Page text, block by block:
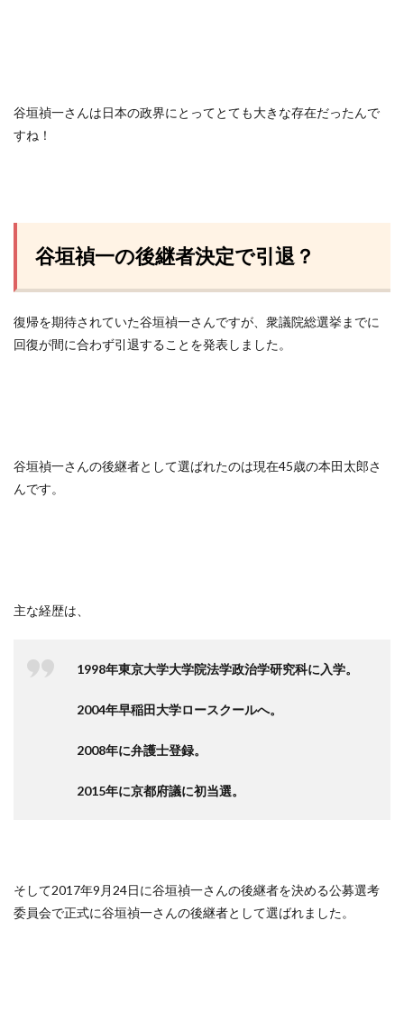
谷垣禎一さんは日本の政界にとってとても大きな存在だったんで
すね！
谷垣禎一の後継者決定で引退？
復帰を期待されていた谷垣禎一さんですが、衆議院総選挙までに
回復が間に合わず引退することを発表しました。
谷垣禎一さんの後継者として選ばれたのは現在45歳の本田太郎さ
んです。
主な経歴は、
1998年東京大学大学院法学政治学研究科に入学。
2004年早稲田大学ロースクールへ。
2008年に弁護士登録。
2015年に京都府議に初当選。
そして2017年9月24日に谷垣禎一さんの後継者を決める公募選考
委員会で正式に谷垣禎一さんの後継者として選ばれました。